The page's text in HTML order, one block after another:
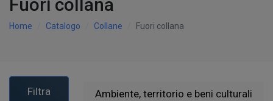
Fuori collana
Home Catalogo Collane Fuori collana
Filtra Ambiente, territorio e beni culturali